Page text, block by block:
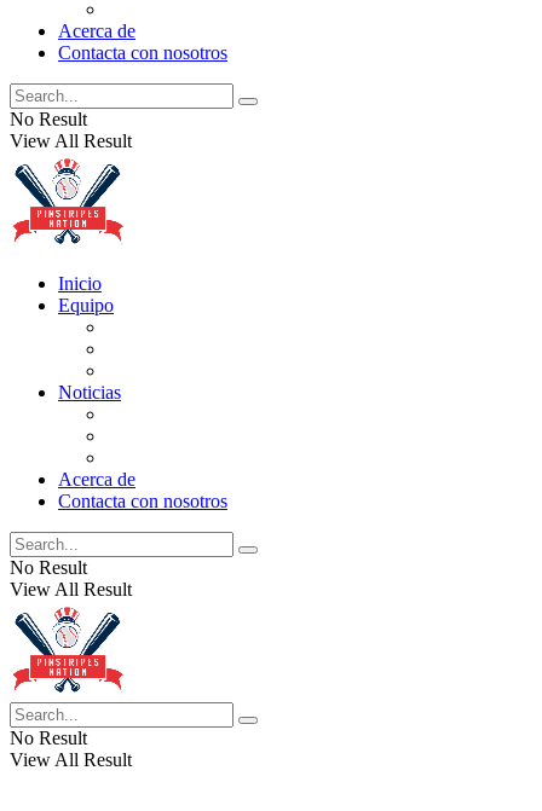
Acerca de
Contacta con nosotros
No Result
View All Result
Inicio
Equipo
Noticias
Acerca de
Contacta con nosotros
No Result
View All Result
No Result
View All Result